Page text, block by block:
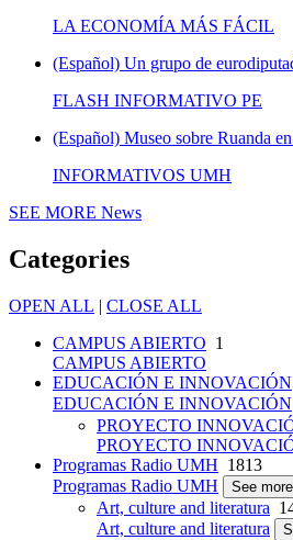
LA ECONOMÍA MÁS FÁCIL
(Español) Un grupo de
FLASH INFORMATIVO PE
(Español) Museo sobre Ruanda
INFORMATIVOS UMH
SEE MORE News
Categories
OPEN ALL | CLOSE ALL
CAMPUS ABIERTO 1
CAMPUS ABIERTO
EDUCACIÓN E INNOVACIÓN
EDUCACIÓN E INNOVACIÓN
PROYECTO
PROYECTO
Programas Radio UMH 1813
Programas Radio UMH
See more
Art, culture and literatura
Art, culture and literatura